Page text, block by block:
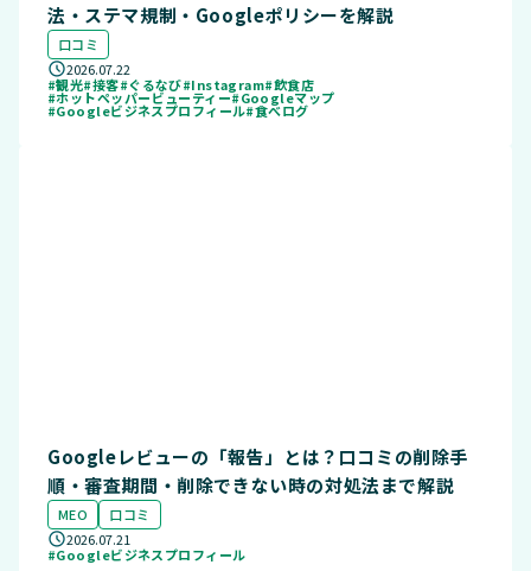
法・ステマ規制・Googleポリシーを解説
口コミ
2026.07.22
#観光#接客#ぐるなび#Instagram#飲食店
#ホットペッパービューティー#Googleマップ
#Googleビジネスプロフィール#食べログ
Googleレビューの「報告」とは？口コミの削除手
順・審査期間・削除できない時の対処法まで解説
MEO
口コミ
2026.07.21
#Googleビジネスプロフィール